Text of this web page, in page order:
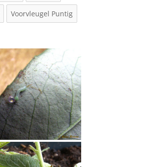
Voorvleugel Puntig